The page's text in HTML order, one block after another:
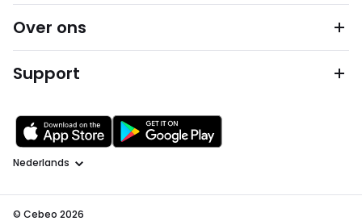
Over ons
Support
Taal
© Cebeo 2026